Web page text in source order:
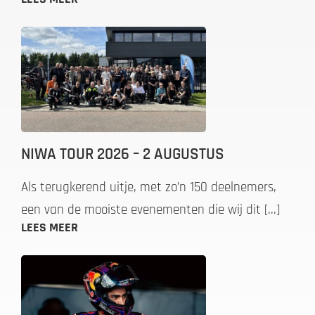
NIWA TOUR 2026 – 2 AUGUSTUS
Als terugkerend uitje, met zo’n 150 deelnemers,
een van de mooiste evenementen die wij dit [...]
LEES MEER